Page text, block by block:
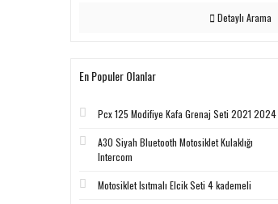
Detaylı Arama
En Populer Olanlar
Pcx 125 Modifiye Kafa Grenaj Seti 2021 2024
A30 Siyah Bluetooth Motosiklet Kulaklığı
Intercom
Motosiklet Isıtmalı Elcik Seti 4 kademeli